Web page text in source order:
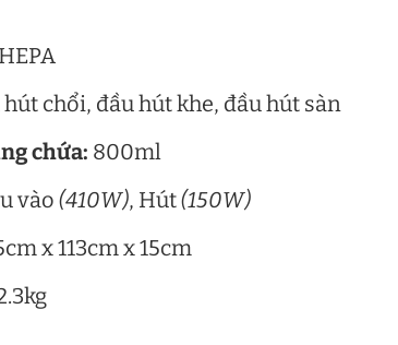
chổi, đầu hút khe, đầu hút sàn
chứa: 800ml
vào (410W), Hút(150W)
x 113cm x 15cm